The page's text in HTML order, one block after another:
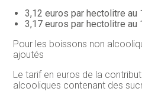
3,12 euros par hectolitre au
3,17 euros par hectolitre au
Pour les boissons non
ajoutés
Le tarif en euros de la
alcooliques contenant des